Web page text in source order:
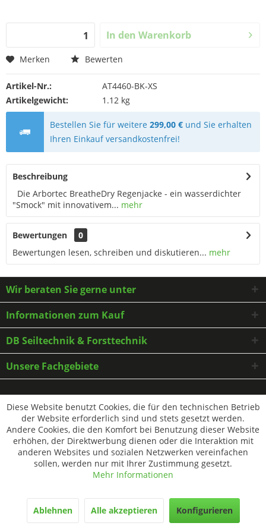
In den Warenkorb
Merken Bewerten
Artikel-Nr.:
AT4460-BK-XS
Artikelgewicht:
1.12 kg
Bestellen Sie für weitere299,00 € und Sie erhalten
Ihren Einkauf versandkostenfrei!
Beschreibung
Die Arbortec BreatheDry Regenjacke - ein wasserdichter
"Smock" mit innovativem... mehr
Bewertungen
0
Bewertungen lesen, schreiben und diskutieren... mehr
Wir beraten Sie gerne unter
Informationen zum Kauf
DB Seiltechnik & Forsttechnik
Unsere Fachgebiete
* Alle Preise inkl. gesetzl. Mehrwertsteuer zzgl.Versandkostenund ggf.
Nachnahmegebühren, wenn nicht anders beschrieben
Diese Website benutzt Cookies, die für den technischen Betrieb
der Website erforderlich sind und stets gesetzt werden.
Andere Cookies, die den Komfort bei Benutzung dieser Website
erhöhen, der Direktwerbung dienen oder die Interaktion mit
anderen Websites und sozialen Netzwerken vereinfachen
sollen, werden nur mit Ihrer Zustimmung gesetzt.
Mehr Informationen
Ablehnen Alle akzeptieren Konfigurieren